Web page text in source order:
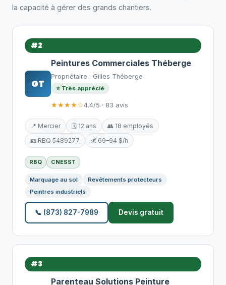
la capacité à gérer des grands chantiers.
#2
GT
Peintures Commerciales Théberge
Propriétaire : Gilles Théberge
⭐ Très apprécié
★★★★☆4.4/5 · 83 avis
📍 Mercier 🗓️ 12 ans
👥 18 employés
🪪 RBQ 5489277
💰 69–94 $/h
RBQ CNESST
Marquage au sol
Revêtements protecteurs
Peintres industriels
📞 (873) 827-7989 Devis gratuit
#3
Parenteau Solutions Peinture